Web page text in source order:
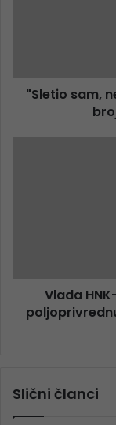
"Sletio sam,
Vlada
Slični članci